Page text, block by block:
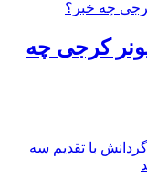
کرجی چه